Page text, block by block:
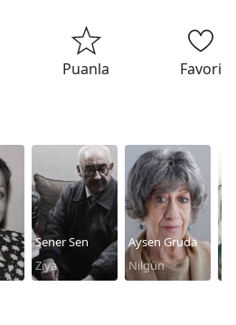
Puanla Favori
Sener Sen
Ziya
Aysen Gruda
Nilgün